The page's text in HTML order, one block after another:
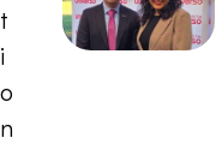
t
i
o
n